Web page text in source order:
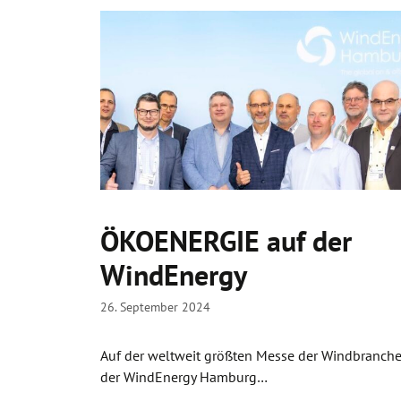
ÖKOENERGIE auf der
WindEnergy
26. September 2024
Auf der weltweit größten Messe der
der WindEnergy Hamburg…